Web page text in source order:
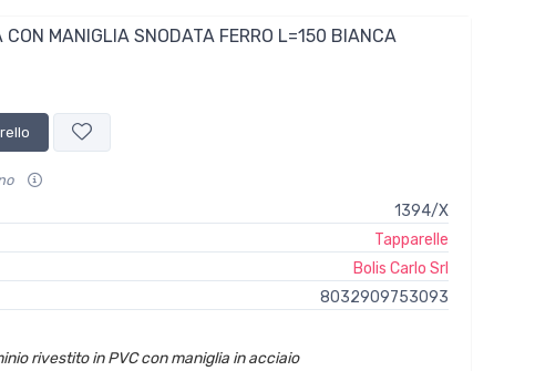
CON MANIGLIA SNODATA FERRO L=150 BIANCA
1394/X
Tapparelle
Bolis Carlo Srl
8032909753093
rivestito in PVC con maniglia in acciaio